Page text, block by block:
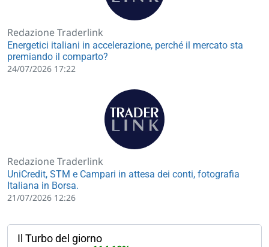
Redazione Traderlink
Energetici italiani in accelerazione, perché il mercato sta
premiando il comparto?
24/07/2026 17:22
Redazione Traderlink
UniCredit, STM e Campari in attesa dei conti, fotografia
Italiana in Borsa.
21/07/2026 12:26
Il Turbo del giorno